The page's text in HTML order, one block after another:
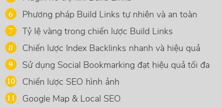
Phương pháp Build Links tự nhiên và an toàn
Tỷ lệ vàng trong chiến lược Build Links
Chiến lược Index Backlinks nhanh và hiệu quả
Sử dụng Social Bookmarking đạt hiệu quả tối đa
Chiến lược SEO hình ảnh
Google Map & Local SEO